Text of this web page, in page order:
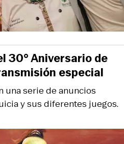
una serie de anuncios
y sus diferentes juegos.
30° Aniversario de
especial